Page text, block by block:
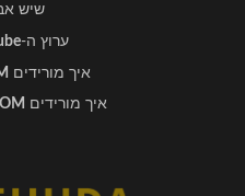
שיש
ערוץ ה-
איך מורידים
איך מורידים